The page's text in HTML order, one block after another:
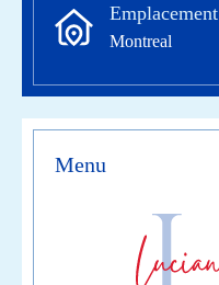
Emplacement
Montreal
Menu